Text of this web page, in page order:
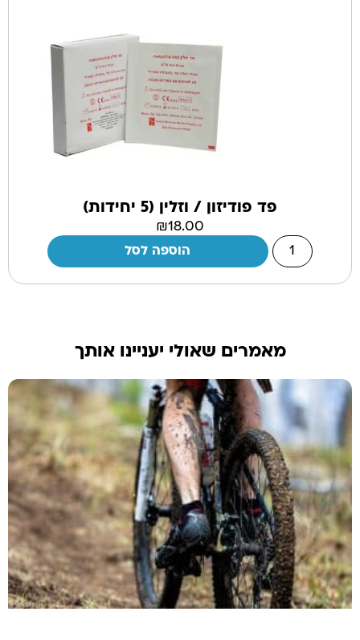
פד פודיזון / וזלין (5 יחידות)
₪18.00
הוספה לסל
מאמרים שאולי יעניינו אותך